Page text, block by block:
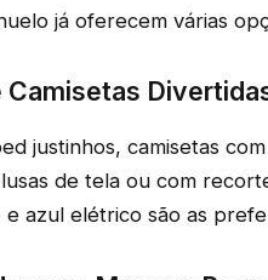
já oferecem várias
Camisetas
justinhos, camisetas
de tela ou com
e azul elétrico são as